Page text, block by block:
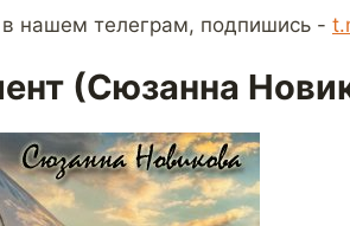
нашем телеграм, подпишись -
(Сюзанна